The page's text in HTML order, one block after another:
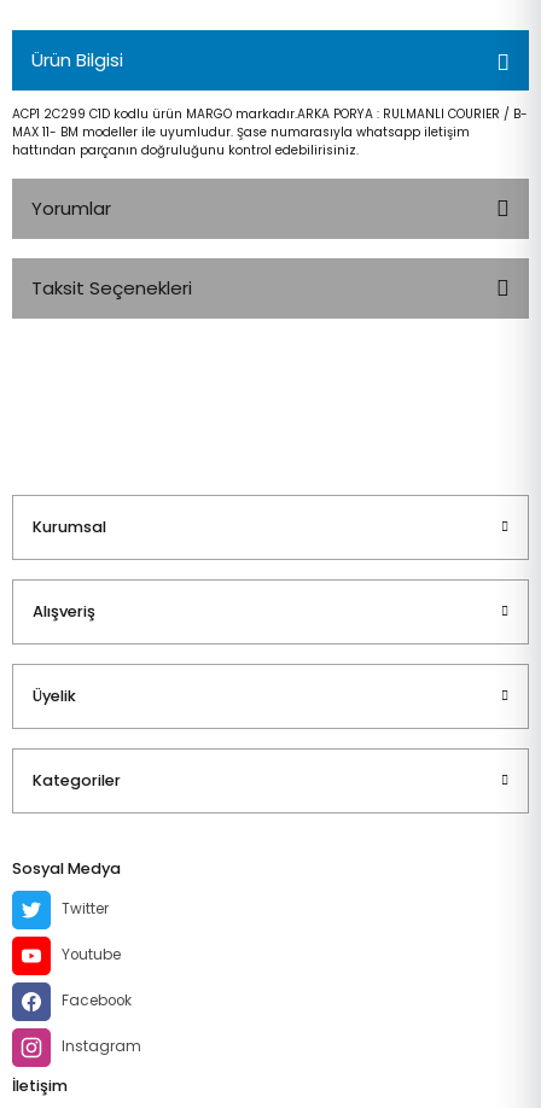
Ürün Bilgisi
ACP1 2C299 C1D kodlu ürün MARGO markadır.ARKA PORYA : RULMANLI COURIER / B-
MAX 11- BM modeller ile uyumludur. Şase numarasıyla whatsapp iletişim
hattından parçanın doğruluğunu kontrol edebilirisiniz.
Yorumlar
Taksit Seçenekleri
Kurumsal
Alışveriş
Üyelik
Kategoriler
Sosyal Medya
Twitter
Youtube
Facebook
Instagram
İletişim